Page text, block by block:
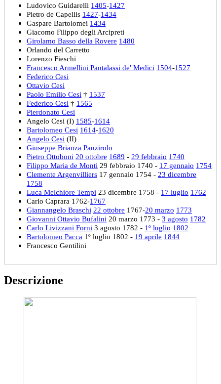
Ludovico Guidarelli 1405-1427
Pietro de Capellis 1427-1434
Gaspare Bartolomei 1434
Giacomo Filippo degli Arcipreti
Girolamo Basso della Rovere 1480
Orlando del Carretto
Lorenzo Fieschi
Francesco Armellini Pantalassi de' Medici 1504-1527
Federico Cesi
Ottavio Cesi
Paolo Emilio Cesi † 1537
Federico Cesi † 1565
Pierdonato Cesi
Angelo Cesi (I) 1585-1614
Bartolomeo Cesi 1614-1620
Angelo Cesi (II)
Giuseppe Brianza Panzirolo
Pietro Ottoboni 20 ottobre 1689 - 29 febbraio 1740
Filippo Maria de Monti 29 febbraio 1740 - 17 gennaio 1754
Clemente Argenvilliers 17 gennaio 1754 - 23 dicembre
1758
Luca Melchiore Tempi 23 dicembre 1758 - 17 luglio 1762
Carlo Caprara 1762-1767
Giannangelo Braschi 22 ottobre 1767-20 marzo 1773
Giovanni Ottavio Bufalini 20 marzo 1773 -3 agosto 1782
Carlo Livizzani Forni 3 agosto 1782 - 1º luglio 1802
Bartolomeo Pacca 1º luglio 1802 - 19 aprile 1844
Francesco Gentilini
Descrizione